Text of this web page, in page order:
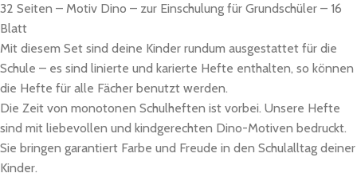
32 Seiten – Motiv Dino – zur Einschulung für Grundschüler – 16
Blatt
Mit diesem Set sind deine Kinder rundum ausgestattet für die
Schule – es sind linierte und karierte Hefte enthalten, so können
die Hefte für alle Fächer benutzt werden.
Die Zeit von monotonen Schulheften ist vorbei. Unsere Hefte
sind mit liebevollen und kindgerechten Dino-Motiven bedruckt.
Sie bringen garantiert Farbe und Freude in den Schulalltag deiner
Kinder.